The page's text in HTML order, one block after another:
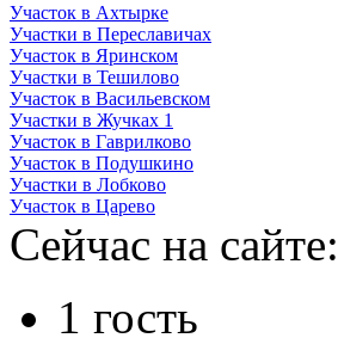
Участок в Ахтырке
Участки в Переславичах
Участок в Яринском
Участки в Тешилово
Участок в Васильевском
Участки в Жучках 1
Участок в Гаврилково
Участок в Подушкино
Участки в Лобково
Участок в Царево
Сейчас на сайте:
1 гость